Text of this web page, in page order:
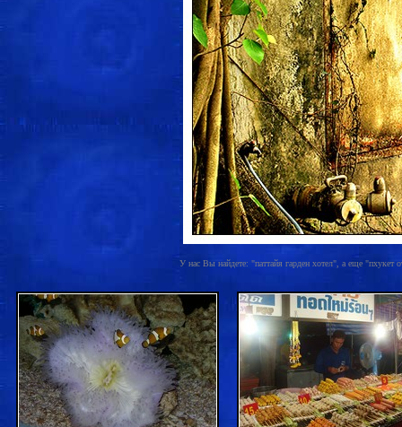
У нас Вы найдете: "паттайя гарден хотел", а еще "пхукет